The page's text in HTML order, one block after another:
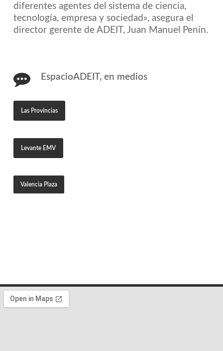
diferentes agentes del sistema de ciencia,
tecnología, empresa y sociedad», asegura el
director gerente de ADEIT, Juan Manuel Penín.
EspacioADEIT, en medios
Las Provincias
Levante EMV
Valencia Plaza